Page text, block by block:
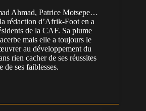
Ahmad, Patrice Motsepe…
rédaction d’Afrik-Foot en a
de la CAF. Sa plume
mais elle a toujours le
au développement du
rien cacher de ses réussites
de ses faiblesses.